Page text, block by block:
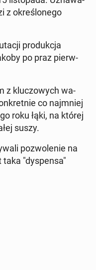
z okre­ślo­ne­go
pro­duk­cja
po praz pierw­
z klu­czo­wych wa­
co naj­mniej
roku łąki, na której
suszy.
po­zwo­le­nie na
"dys­pen­sa"